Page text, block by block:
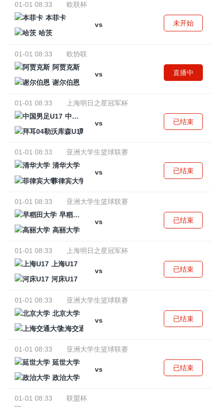
01-01 08:33
欧联杯
本菲卡
vs
哈茨
未开始
01-01 08:33
欧协联
阿贾克斯
vs
谢尔伯恩
直播中
01-01 08:33
上海明日之星冠军杯
中国男足U17
vs
拜耳04勒沃库森U17
已结束
01-01 08:33
亚洲大学生篮球联赛
清华大学
vs
菲律宾大学
已结束
01-01 08:33
亚洲大学生篮球联赛
早稻田大学
vs
高丽大学
已结束
01-01 08:33
上海明日之星冠军杯
上海U17
vs
河床U17
已结束
01-01 08:33
亚洲大学生篮球联赛
北京大学
vs
上海交通大学
已结束
01-01 08:33
亚洲大学生篮球联赛
延世大学
vs
政治大学
已结束
01-01 08:33
联盟杯